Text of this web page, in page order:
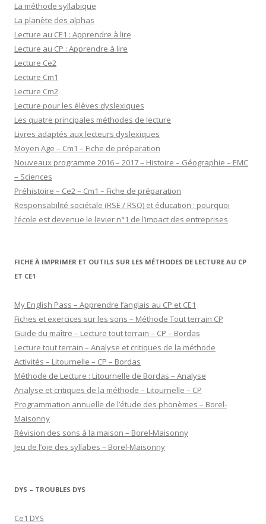
La méthode syllabique
La planète des alphas
Lecture au CE1 : Apprendre à lire
Lecture au CP : Apprendre à lire
Lecture Ce2
Lecture Cm1
Lecture Cm2
Lecture pour les élèves dyslexiques
Les quatre principales méthodes de lecture
Livres adaptés aux lecteurs dyslexiques
Moyen Age – Cm1 – Fiche de préparation
Nouveaux programme 2016 – 2017 – Histoire – Géographie – EMC
– Sciences
Préhistoire – Ce2 – Cm1 – Fiche de préparation
Responsabilité sociétale (RSE / RSO) et éducation : pourquoi
l’école est devenue le levier n°1 de l’impact des entreprises
FICHE À IMPRIMER ET OUTILS SUR LES MÉTHODES DE LECTURE AU CP
ET CE1
My English Pass – Apprendre l’anglais au CP et CE1
Fiches et exercices sur les sons – Méthode Tout terrain CP
Guide du maître – Lecture tout terrain – CP – Bordas
Lecture tout terrain – Analyse et critiques de la méthode
Activités – Litournelle – CP – Bordas
Méthode de Lecture : Litournelle de Bordas – Analyse
Analyse et critiques de la méthode – Litournelle – CP
Programmation annuelle de l’étude des phonèmes – Borel-
Maisonny
Révision des sons à la maison – Borel-Maisonny
Jeu de l’oie des syllabes – Borel-Maisonny
DYS – TROUBLES DYS
Ce1 DYS